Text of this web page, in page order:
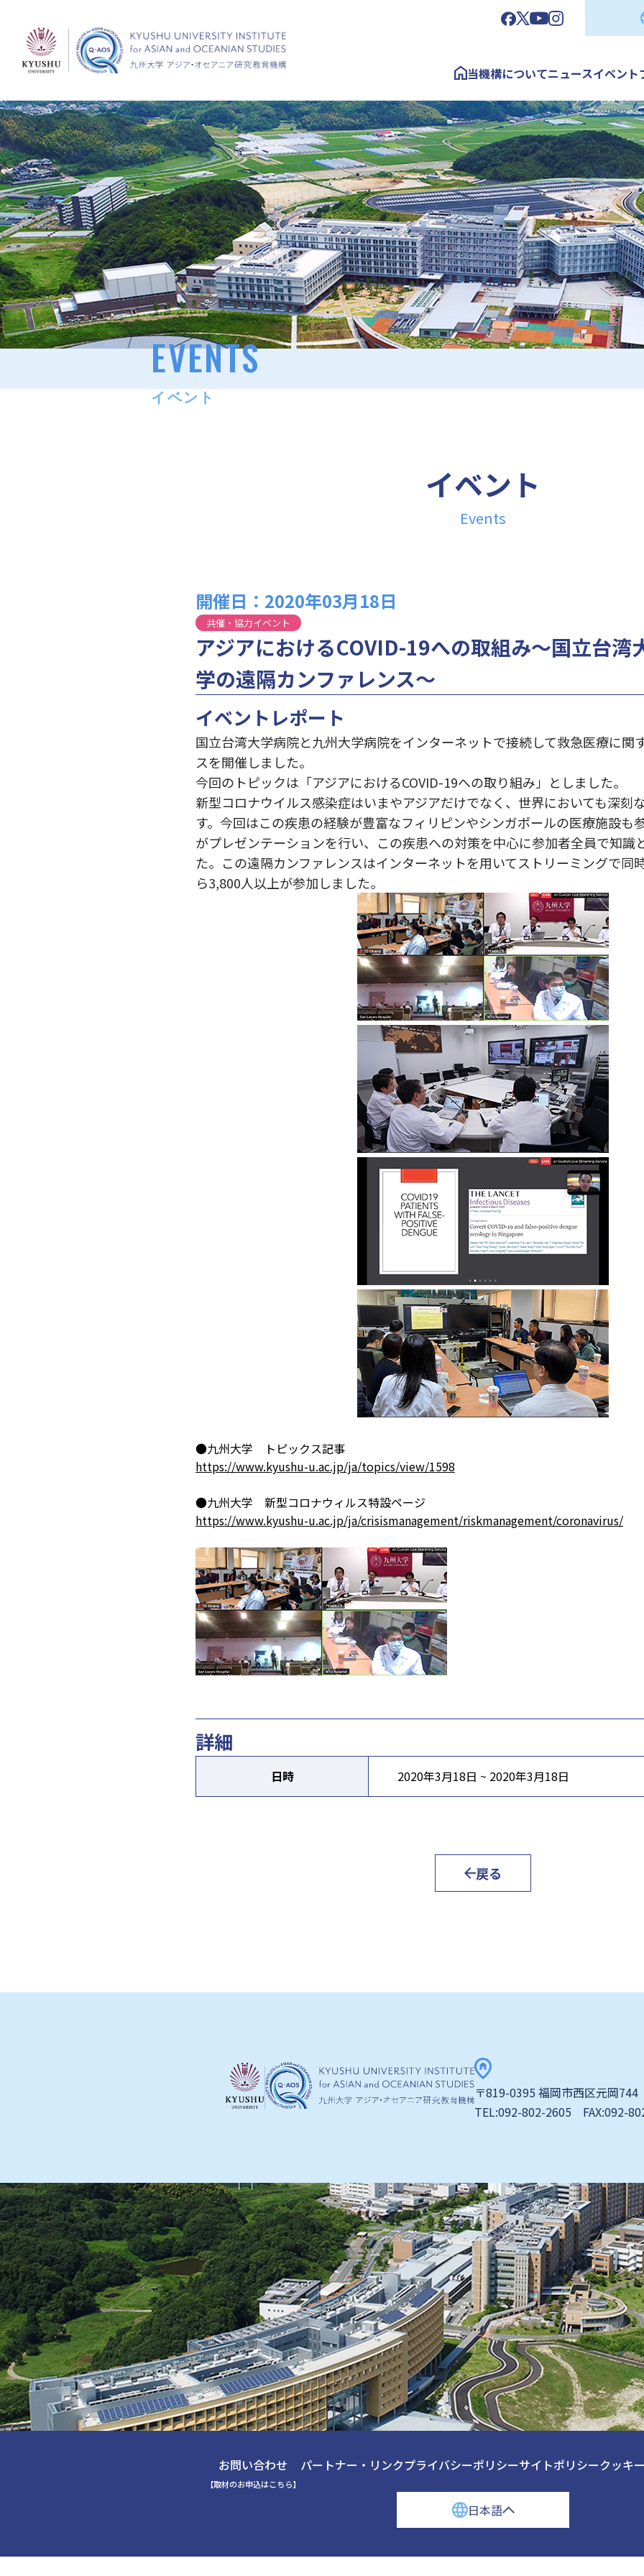
当機構についてニュースイベント
EVENTS
イベント
イベント
Events
開催日：2020年03月18日
共催・協力イベント
アジアにおけるCOVID-19への取組み～国立台湾
学の遠隔カンファレンス～
イベントレポート
国⽴台湾⼤学病院と九州⼤学病院をインターネットで接続して救急医療に関
スを開催しました。
今回のトピックは「アジアにおけるCOVID-19への取り組み」としました。
新型コロナウイルス感染症はいまやアジアだけでなく、世界においても深刻
す。今回はこの疾患の経験が豊富なフィリピンやシンガポールの医療施設も
がプレゼンテーションを⾏い、この疾患への対策を中⼼に参加者全員で知識
た。この遠隔カンファレンスはインターネットを⽤いてストリーミングで同
ら3,800⼈以上が参加しました。
●九州大学 トピックス記事
https://www.kyushu-u.ac.jp/ja/topics/view/1598
●九州大学 新型コロナウィルス特設ページ
https://www.kyushu-u.ac.jp/ja/crisismanagement/riskmanagement/coronavirus/
詳細
日時 2020年3月18日 ~ 2020年3月18日
戻る
〒819-0395 福岡市西区元岡744
TEL:092-802-2605 FAX:092-
お問い合わせ
【取材のお申込はこちら】
パートナー・リンクプライバシーポリシーサイトポリシークッキ
日本語